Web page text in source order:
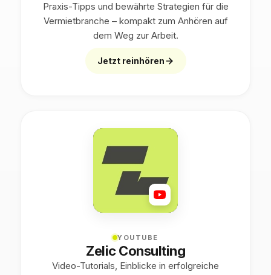
Praxis-Tipps und bewährte Strategien für die
Vermietbranche – kompakt zum Anhören auf
dem Weg zur Arbeit.
Jetzt reinhören
YOUTUBE
Zelic Consulting
Video-Tutorials, Einblicke in erfolgreiche